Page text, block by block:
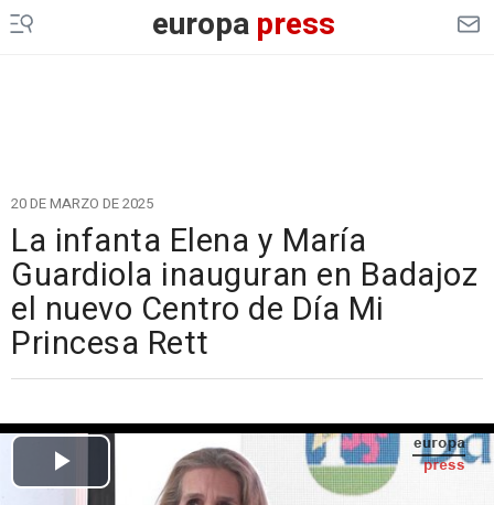
europapress
20 DE MARZO DE 2025
La infanta Elena y María
Guardiola inauguran en Badajoz
el nuevo Centro de Día Mi
Princesa Rett